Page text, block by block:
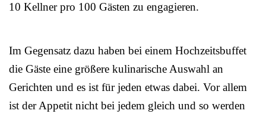
10 Kellner pro 100 Gästen zu engagieren.
Im Gegensatz dazu haben bei einem Hochzeitsbuffet
die Gäste eine größere kulinarische Auswahl an
Gerichten und es ist für jeden etwas dabei. Vor allem
ist der Appetit nicht bei jedem gleich und so werden